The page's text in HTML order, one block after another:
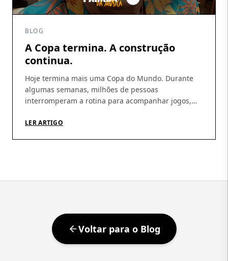
BLOG
A Copa termina. A construção
continua.
Hoje termina mais uma Copa do Mundo. Durante
algumas semanas, milhões de pessoas
interromperam a rotina para acompanhar jogos,
acreditar. A Copa tem essa capacidade rara de
LER ARTIGO
Voltar para o Blog